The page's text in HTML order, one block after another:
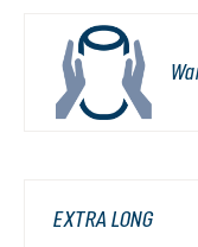
EXTRA LONG